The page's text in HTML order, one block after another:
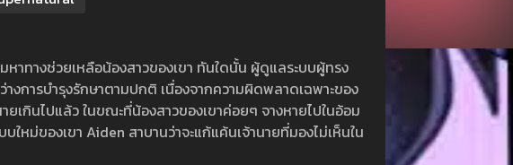
าทางช่วยเหลือน้องสาวของเขา ทันใดนั้น ผู้ดูแลระบบผู้ทรง
งการบำรุงรักษาตามปกติ เนื่องจากความผิดพลาดเฉพาะของ
เกินไปแล้ว ในขณะที่น้องสาวของเขาค่อยๆ จางหายไปในอ้อม
หม่ของเขา Aiden สาบานว่าจะแก้แค้นเจ้านายที่มองไม่เห็นใน